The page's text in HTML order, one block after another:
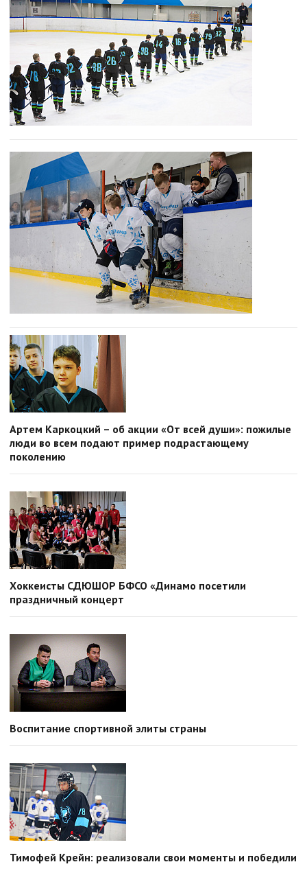
Артем Каркоцкий – об акции «От всей души»: пожилые
люди во всем подают пример подрастающему
поколению
Хоккеисты СДЮШОР БФСО «Динамо посетили
праздничный концерт
Воспитание спортивной элиты страны
Тимофей Крейн: реализовали свои моменты и победили